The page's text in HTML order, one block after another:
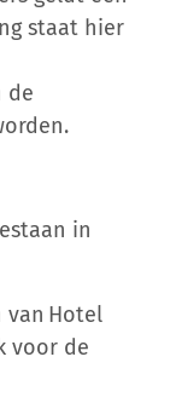
staat hier
de
in
van Hotel
voor de